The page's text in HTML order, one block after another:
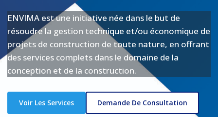
ENVIMA est une initiative née dans le but de
résoudre la gestion technique et/ou économique de
projets de construction de toute nature, en offrant
des services complets dans le domaine de la
conception et de la construction.
Voir Les Services Demande De Consultation